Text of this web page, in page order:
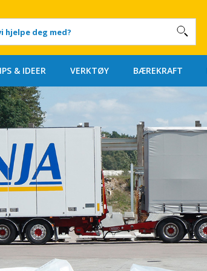
& IDEER VERKTØY BÆREKRAFT